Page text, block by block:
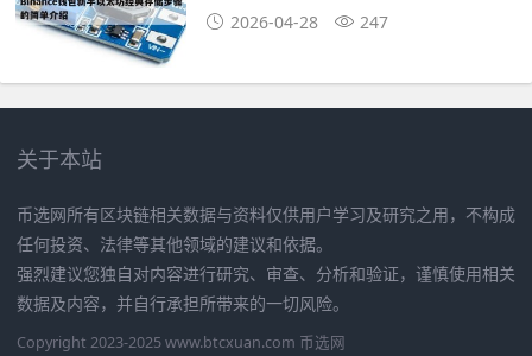
2026-04-28 247
关于本站
币选网所有区块链相关数据与资料仅供用户学习及研究之用，不构成
任何投资、法律等其他领域的建议和依据。
强烈建议您独自对内容进行研究、审查、分析和验证，谨慎使用相关
数据及内容，并自行承担所带来的一切风险。
Copyright 2023-2025 www.btcxuan.com 币选网